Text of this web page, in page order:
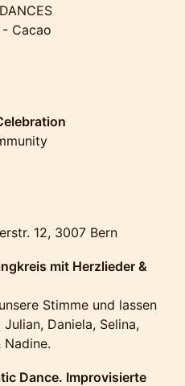
Cacao
12, 3007 Bern
mit Herzlieder &
Stimme und lassen
Daniela, Selina,
Nadine.
Dance. Improvisierte